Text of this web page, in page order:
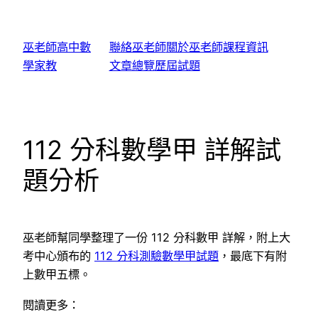
巫老師高中數
學家教
聯絡巫老師關於巫老師課程資訊
文章總覽歷屆試題
112 分科數學甲 詳解試
題分析
巫老師幫同學整理了一份 112 分科數甲 詳解，附上大
考中心頒布的 112 分科測驗數學甲試題 ，最底下有附
上數甲五標。
閱讀更多：